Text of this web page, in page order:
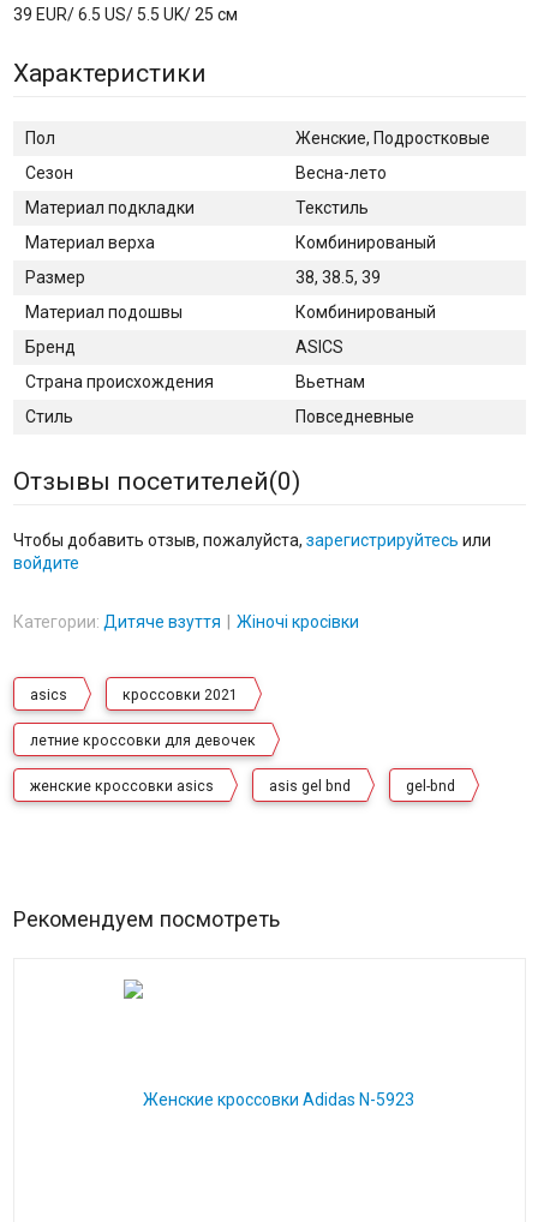
39 EUR/ 6.5 US/ 5.5 UK/ 25 см
Характеристики
Пол
Женские, Подростковые
Сезон
Весна-лето
Материал подкладки
Текстиль
Материал верха
Комбинированый
Размер
38, 38.5, 39
Материал подошвы
Комбинированый
Бренд
ASICS
Страна происхождения
Вьетнам
Стиль
Повседневные
Отзывы посетителей(0)
Чтобы добавить отзыв, пожалуйста, зарегистрируйтесь или
войдите
Категории: Дитяче взуття Жіночі кросівки
asics кроссовки 2021
летние кроссовки для девочек
женские кроссовки asics asis gel bnd gel-bnd
Рекомендуем посмотреть